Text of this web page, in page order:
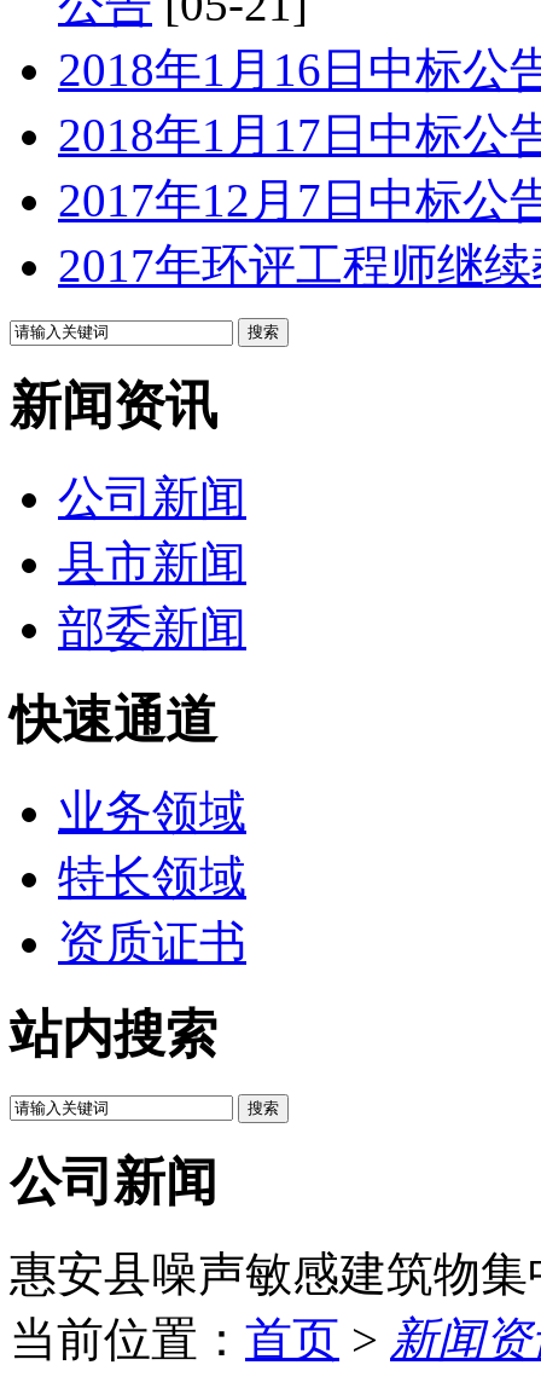
2018年1月16日中标公
2018年1月17日中标公
2017年12月7日中标公
2017年环评工程师继
新闻资讯
公司新闻
县市新闻
部委新闻
快速通道
业务领域
特长领域
资质证书
站内搜索
公司新闻
惠安县噪声敏感建筑物
当前位置： 首页 > 新闻